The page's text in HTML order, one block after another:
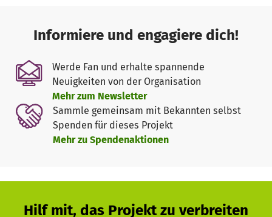
Informiere und engagiere dich!
Werde Fan und erhalte spannende
Neuigkeiten von der Organisation
Mehr zum Newsletter
Sammle gemeinsam mit Bekannten selbst
Spenden für dieses Projekt
Mehr zu Spendenaktionen
Hilf mit, das Projekt zu verbreiten